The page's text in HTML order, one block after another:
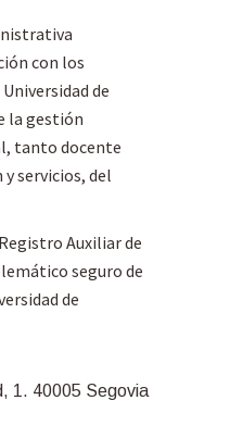
con los
de
la gestión
tanto docente
servicios, del
Auxiliar de
seguro de
de
1. 40005 Segovia